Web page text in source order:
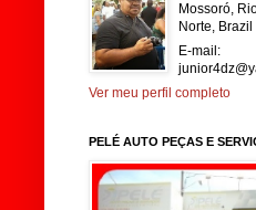
Mossoró,
Norte, Brazil
E-mail:
Ver meu perfil completo
PELÉ AUTO PEÇAS E